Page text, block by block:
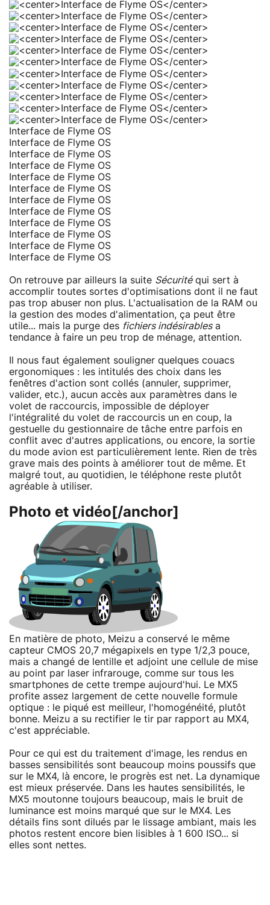
Interface de Flyme OS
Interface de Flyme OS
Interface de Flyme OS
Interface de Flyme OS
Interface de Flyme OS
Interface de Flyme OS
Interface de Flyme OS
Interface de Flyme OS
Interface de Flyme OS
Interface de Flyme OS
Interface de Flyme OS
Interface de Flyme OS
On retrouve par ailleurs la suite Sécuritéqui sert à
accomplir toutes sortes d'optimisations dont il ne faut
pas trop abuser non plus. L'actualisation de la RAM ou
la gestion des modes d'alimentation, ça peut être
utile... mais la purge des fichiers indésirablesa
tendance à faire un peu trop de ménage, attention.
Il nous faut également souligner quelques couacs
ergonomiques : les intitulés des choix dans les
fenêtres d'action sont collés (annuler, supprimer,
valider, etc.), aucun accès aux paramètres dans le
volet de raccourcis, impossible de déployer
l'intégralité du volet de raccourcis un en coup, la
gestuelle du gestionnaire de tâche entre parfois en
conflit avec d'autres applications, ou encore, la sortie
du mode avion est particulièrement lente. Rien de très
grave mais des points à améliorer tout de même. Et
malgré tout, au quotidien, le téléphone reste plutôt
agréable à utiliser.
Photo et vidéo[/anchor]
En matière de photo, Meizu a conservé le même
capteur CMOS 20,7 mégapixels en type 1/2,3 pouce,
mais a changé de lentille et adjoint une cellule de mise
au point par laser infrarouge, comme sur tous les
smartphones de cette trempe aujourd'hui. Le MX5
profite assez largement de cette nouvelle formule
optique : le piqué est meilleur, l'homogénéité, plutôt
bonne. Meizu a su rectifier le tir par rapport au MX4,
c'est appréciable.
Pour ce qui est du traitement d'image, les rendus en
basses sensibilités sont beaucoup moins poussifs que
sur le MX4, là encore, le progrès est net. La dynamique
est mieux préservée. Dans les hautes sensibilités, le
MX5 moutonne toujours beaucoup, mais le bruit de
luminance est moins marqué que sur le MX4. Les
détails fins sont dilués par le lissage ambiant, mais les
photos restent encore bien lisibles à 1 600 ISO... si
elles sont nettes.